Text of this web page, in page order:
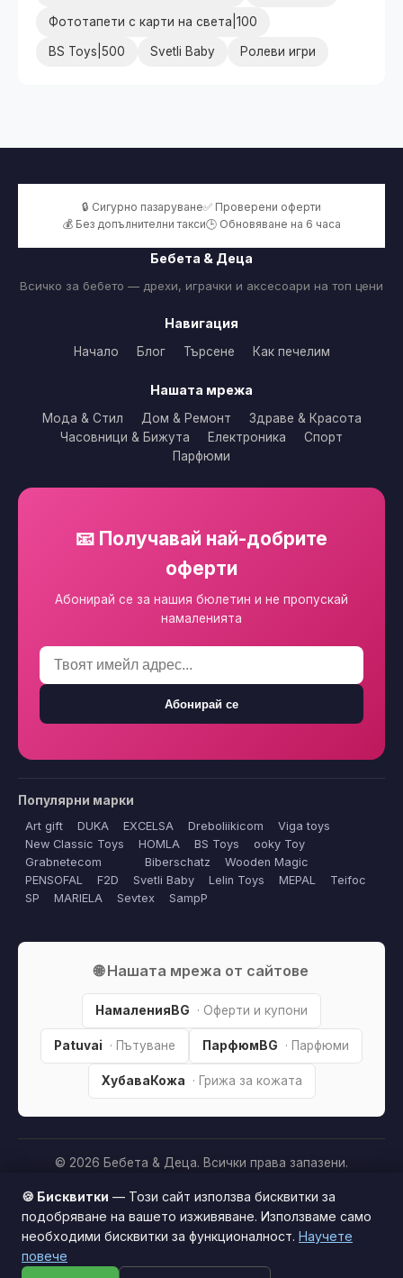
Фототапети с карти на света|100
BS Toys|500 Svetli Baby Ролеви игри
🔒 Сигурно пазаруване✅ Проверени оферти
💰 Без допълнителни такси🕒 Обновяване на 6 часа
Бебета & Деца
Всичко за бебето — дрехи, играчки и аксесоари на топ цени
Навигация
Начало Блог Търсене Как печелим
Нашата мрежа
Мода & Стил Дом & Ремонт
Здраве & Красота
Часовници & Бижута
Електроника
Спорт
Парфюми
📧 Получавай най-добрите
оферти
Абонирай се за нашия бюлетин и не пропускай
намаленията
Абонирай се
Популярни марки
Art gift DUKA EXCELSA Dreboliikicom
Viga toys
New Classic Toys
HOMLA BS Toys
ooky Toy
Grabnetecom
Biberschatz
Wooden Magic
PENSOFAL
F2D Svetli Baby Lelin Toys MEPAL
Teifoc
SP
MARIELA Sevtex SampP
🌐 Нашата мрежа от сайтове
НамаленияBG · Оферти и купони
Patuvai · Пътуване ПарфюмBG · Парфюми
ХубаваКожа · Грижа за кожата
© 2026 Бебета & Деца. Всички права запазени.
Партньорско разкриване:
Този сайт е независим и
съдържа партньорски (affiliate) линкове. Когато купите
продукт през тях, може да получим малка комисиона от
това да оскъпява покупката за вас. Това
ни помага да поддържаме сайта безплатен.
Този сайт използва бисквитки за по-добро
🍪 Бисквитки — Този сайт използва бисквитки за
подобряване на вашето изживяване. Използваме само
необходими бисквитки за функционалност. Научете
повече